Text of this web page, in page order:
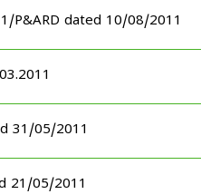
P&ARD dated 10/08/2011
31/05/2011
21/05/2011